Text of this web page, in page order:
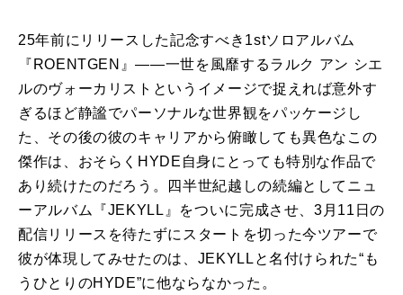
25年前にリリースした記念すべき1stソロアルバム
『ROENTGEN』——一世を風靡するラルク アン シエ
ルのヴォーカリストというイメージで捉えれば意外す
ぎるほど静謐でパーソナルな世界観をパッケージし
た、その後の彼のキャリアから俯瞰しても異色なこの
傑作は、おそらくHYDE自身にとっても特別な作品で
あり続けたのだろう。四半世紀越しの続編としてニュ
ーアルバム『JEKYLL』をついに完成させ、3月11日の
配信リリースを待たずにスタートを切った今ツアーで
彼が体現してみせたのは、JEKYLLと名付けられた“も
うひとりのHYDE”に他ならなかった。